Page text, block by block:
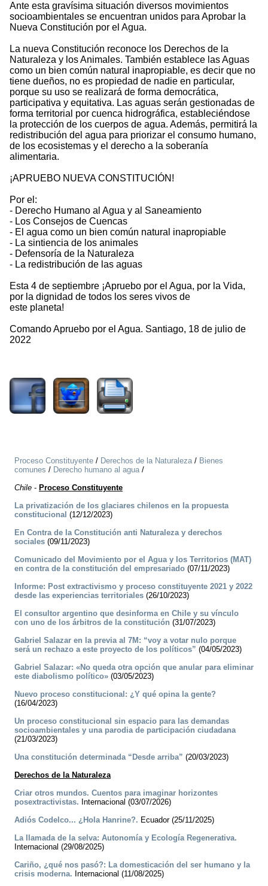
Ante esta gravísima situación diversos movimientos
socioambientales se encuentran unidos para Aprobar la
Nueva Constitución por el Agua.
La nueva Constitución reconoce los Derechos de la
Naturaleza y los Animales. También establece las Aguas
como un bien común natural inapropiable, es decir que no
tiene dueños, no es propiedad de nadie en particular,
porque su uso se realizará de forma democrática,
participativa y equitativa. Las aguas serán gestionadas de
forma territorial por cuenca hidrográfica, estableciéndose
la protección de los cuerpos de agua. Además, permitirá la
redistribución del agua para priorizar el consumo humano,
de los ecosistemas y el derecho a la soberanía
alimentaria.
¡APRUEBO NUEVA CONSTITUCIÓN!
Por el:
- Derecho Humano al Agua y al Saneamiento
- Los Consejos de Cuencas
- El agua como un bien común natural inapropiable
- La sintiencia de los animales
- Defensoría de la Naturaleza
- La redistribución de las aguas
Esta 4 de septiembre ¡Apruebo por el Agua, por la Vida,
por la dignidad de todos los seres vivos de
este planeta!
Comando Apruebo por el Agua. Santiago, 18 de julio de
2022
Proceso Constituyente / Derechos de la Naturaleza/ Bienes
comunes / Derecho humano al agua/
Chile - Proceso Constituyente
La privatización de los glaciares chilenos en la propuesta
constitucional (12/12/2023)
En Contra de la Constitución anti Naturaleza y derechos
sociales (09/11/2023)
Comunicado del Movimiento por el Agua y los Territorios (MAT)
en contra de la constitución del empresariado (07/11/2023)
Informe: Post extractivismo y proceso constituyente 2021 y 2022
desde las experiencias territoriales (26/10/2023)
El consultor argentino que desinforma en Chile y su vínculo
con uno de los árbitros de la constitución (31/07/2023)
Gabriel Salazar en la previa al 7M: “voy a votar nulo porque
será un rechazo a este proyecto de los políticos” (04/05/2023)
Gabriel Salazar: «No queda otra opción que anular para eliminar
este diabolismo político» (03/05/2023)
Nuevo proceso constitucional: ¿Y qué opina la gente?
(16/04/2023)
Un proceso constitucional sin espacio para las demandas
socioambientales y una parodia de participación ciudadana
(21/03/2023)
Una constitución determinada “Desde arriba” (20/03/2023)
Derechos de la Naturaleza
Criar otros mundos. Cuentos para imaginar horizontes
posextractivistas. Internacional (03/07/2026)
­Adiós Codelco... ¿Hola Hanrine?. Ecuador (25/11/2025)
La llamada de la selva: Autonomía y Ecología Regenerativa.
Internacional (29/08/2025)
Cariño, ¿qué nos pasó?: La domesticación del ser humano y la
crisis moderna. Internacional (11/08/2025)